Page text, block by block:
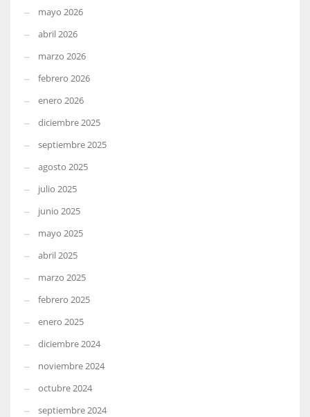
mayo 2026
abril 2026
marzo 2026
febrero 2026
enero 2026
diciembre 2025
septiembre 2025
agosto 2025
julio 2025
junio 2025
mayo 2025
abril 2025
marzo 2025
febrero 2025
enero 2025
diciembre 2024
noviembre 2024
octubre 2024
septiembre 2024